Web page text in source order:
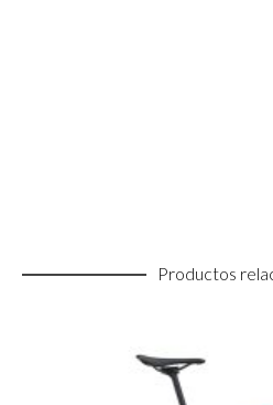
Productos